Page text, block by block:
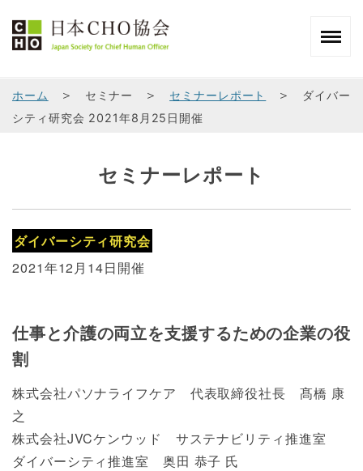
ホーム ＞ セミナー ＞ セミナーレポート ＞
ダイバー
シティ研究会 2021年8月25日開催
セミナーレポート
ダイバーシティ研究会
2021年12月14日開催
仕事と介護の両立を支援するための企業の役
割
株式会社パソナライフケア 代表取締役社長 髙橋 康
之
株式会社JVCケンウッド サステナビリティ推進室
ダイバーシティ推進室 奥田 恭子 氏